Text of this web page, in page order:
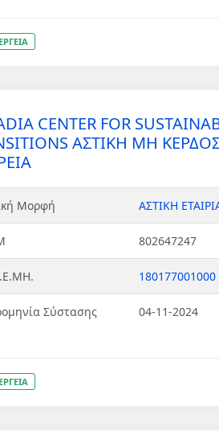
CENTER FOR
ΑΣΤΙΚΗ ΜΗ
Μορφή ΑΣΤΙΚΗ
802647247
Σύστασης 04-11-2024